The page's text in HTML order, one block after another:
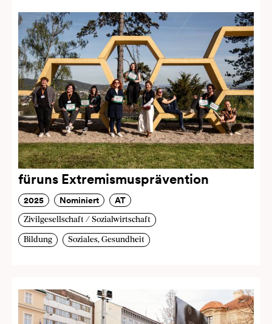
füruns Extremismusprävention
2025 Nominiert AT
Zivilgesellschaft / Sozialwirtschaft
Bildung Soziales, Gesundheit